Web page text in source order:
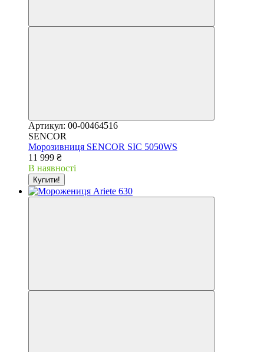
Артикул: 00-00464516
SENCOR
Морозивниця SENCOR SIC 5050WS
11 999 ₴
В наявності
Купити!